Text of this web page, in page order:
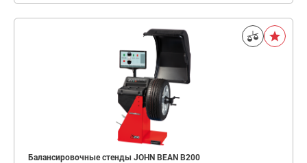
Балансировочные стенды JOHN BEAN B200